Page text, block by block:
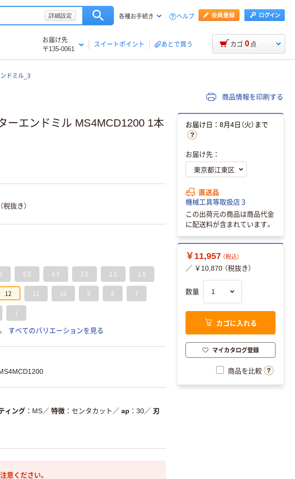
詳細設定 各種お手続き ヘルプ
お届け先
〒135-0061
スイートポイント あとで買う カゴ 0 点
ドミル_3
商品情報を印刷する
ーエンドミル MS4MCD1200 1本
税抜き）
5.5 4.5 3.5 2.5 1.5
12 11 10 9 8 7
1
すべてのバリエーションを見る
ィング MS／ 特徴 センタカット ／ ap 30／ 刃
意ください。
お届け日：8月4日（火）まで
お届け先：
直送品
機械工具等取扱店３
この出荷元の商品は商品代金
に配送料が含まれています。
￥11,957 （税込）
／ ￥10,870 （税抜き）
数量
カゴに入れる
マイカタログ登録
商品を比較